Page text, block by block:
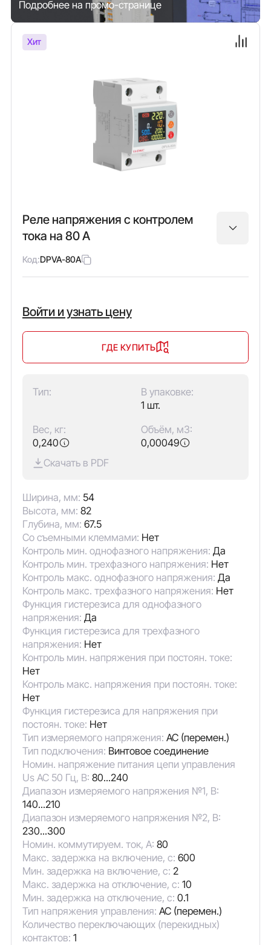
Подробнее на промо-странице
Хит
Реле напряжения с контролем
тока на 80 А
Код:DPVA-80A
Войти и узнать цену
ГДЕ КУПИТЬ
Тип:
В упаковке:
1 шт.
Вес, кг:
0,240
Объём, м3:
0,00049
Скачать в PDF
Ширина, мм: 54
Высота, мм: 82
Глубина, мм: 67.5
Со съемными клеммами: Нет
Контроль мин. однофазного напряжения: Да
Контроль мин. трехфазного напряжения: Нет
Контроль макс. однофазного напряжения: Да
Контроль макс. трехфазного напряжения: Нет
Функция гистерезиса для однофазного
напряжения: Да
Функция гистерезиса для трехфазного
напряжения: Нет
Контроль мин. напряжения при постоян. токе:
Нет
Контроль макс. напряжения при постоян. токе:
Нет
Функция гистерезиса для напряжения при
постоян. токе: Нет
Тип измеряемого напряжения: AC (перемен.)
Тип подключения: Винтовое соединение
Номин. напряжение питания цепи управления
Us AC 50 Гц, В: 80...240
Диапазон измеряемого напряжения №1, В:
140...210
Диапазон измеряемого напряжения №2, В:
230...300
Номин. коммутируем. ток, А: 80
Макс. задержка на включение, с: 600
Мин. задержка на включение, с: 2
Макс. задержка на отключение, с: 10
Мин. задержка на отключение, с: 0.1
Тип напряжения управления: AC (перемен.)
Количество переключающих (перекидных)
контактов: 1